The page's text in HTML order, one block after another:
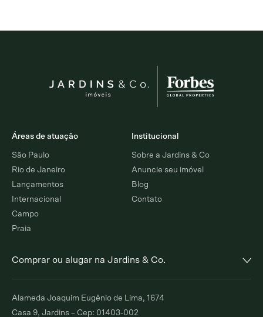
Áreas de atuação
São Paulo
Rio de Janeiro
Lançamentos
Internacional
Campo
Praia
Institucional
Sobre a Jardins & Co
Anuncie seu imóvel
Blog
Contato
Comprar ou alugar na Jardins & Co.
Alto de Pinheiros
Comprar Alugar
Jardim Europa
Alameda Joaquim Eugênio de Lima, 1674
Casa 9, Jardins – Cep: 01403-002